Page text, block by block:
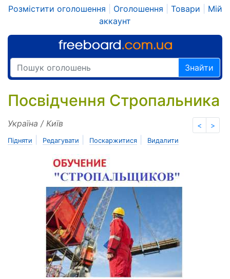
Розмістити оголошення Оголошення Товари
Мій
аккаунт
Знайти
Посвідчення Стропальника
< >
Україна / Київ
Підняти Редагувати Поскаржитися Видалити